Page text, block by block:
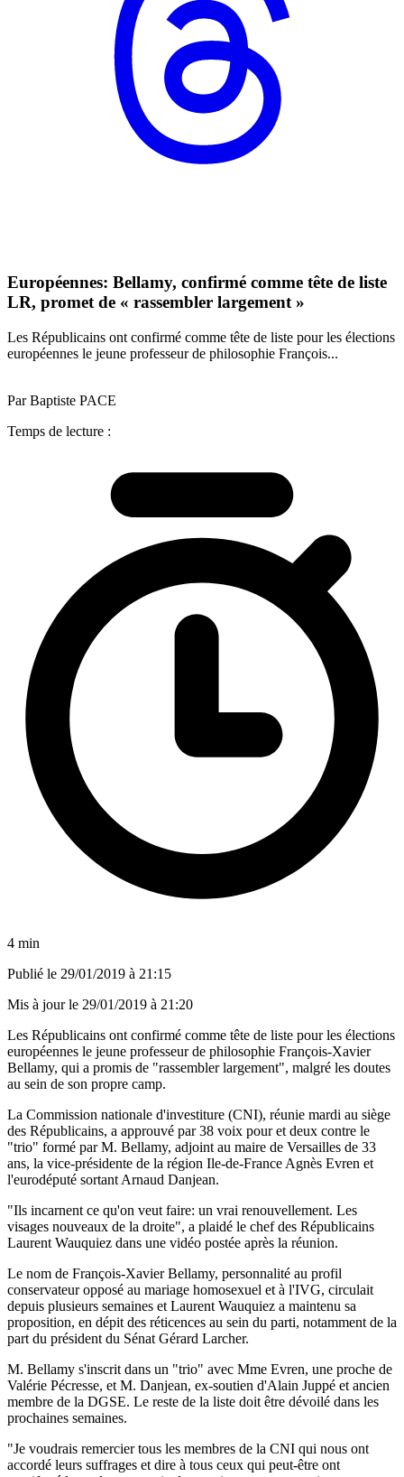
Européennes: Bellamy, confirmé comme tête de liste
LR, promet de « rassembler largement »
Les Républicains ont confirmé comme tête de liste pour les élections
européennes le jeune professeur de philosophie François...
Par Baptiste PACE
Temps de lecture :
4 min
Publié le 29/01/2019 à 21:15
Mis à jour le 29/01/2019 à 21:20
Les Républicains ont confirmé comme tête de liste pour les élections
européennes le jeune professeur de philosophie François-Xavier
Bellamy, qui a promis de "rassembler largement", malgré les doutes
au sein de son propre camp.
La Commission nationale d'investiture (CNI), réunie mardi au siège
des Républicains, a approuvé par 38 voix pour et deux contre le
"trio" formé par M. Bellamy, adjoint au maire de Versailles de 33
ans, la vice-présidente de la région Ile-de-France Agnès Evren et
l'eurodéputé sortant Arnaud Danjean.
"Ils incarnent ce qu'on veut faire: un vrai renouvellement. Les
visages nouveaux de la droite", a plaidé le chef des Républicains
Laurent Wauquiez dans une vidéo postée après la réunion.
Le nom de François-Xavier Bellamy, personnalité au profil
conservateur opposé au mariage homosexuel et à l'IVG, circulait
depuis plusieurs semaines et Laurent Wauquiez a maintenu sa
proposition, en dépit des réticences au sein du parti, notamment de la
part du président du Sénat Gérard Larcher.
M. Bellamy s'inscrit dans un "trio" avec Mme Evren, une proche de
Valérie Pécresse, et M. Danjean, ex-soutien d'Alain Juppé et ancien
membre de la DGSE. Le reste de la liste doit être dévoilé dans les
prochaines semaines.
"Je voudrais remercier tous les membres de la CNI qui nous ont
accordé leurs suffrages et dire à tous ceux qui peut-être ont